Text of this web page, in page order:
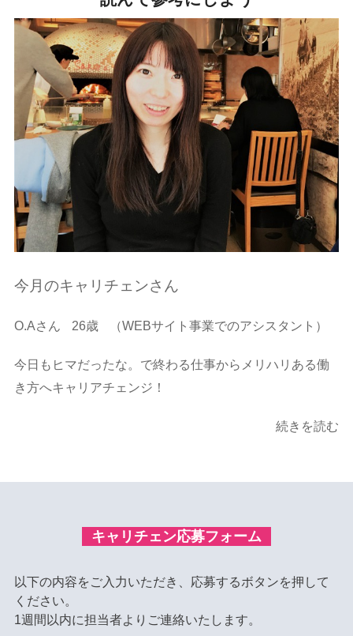
今月のキャリチェンさん
O.Aさん 26歳 （WEBサイト事業でのアシスタント）
今日もヒマだったな。で終わる仕事からメリハリある働
き方へキャリアチェンジ！
続きを読む
キャリチェン応募フォーム
以下の内容をご入力いただき、応募するボタンを押して
ください。
1週間以内に担当者よりご連絡いたします。